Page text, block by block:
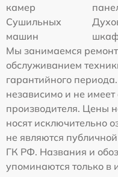
камер
Сушильных
машин
Мы занимаемся
обслуживанием
гарантийного
независимо и не
производителя. Цены
носят исключительно
не являются
ГК РФ. Названия и
упоминаются только